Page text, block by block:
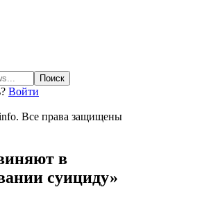
Войти
Все права защищены
в
суициду»